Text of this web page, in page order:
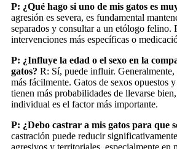
P: ¿Qué hago si uno de mis gatos es
agresión es severa, es fundamental
separados y consultar a un etólogo felino.
intervenciones más específicas o
P: ¿Influye la edad o el sexo en la
gatos? R: Sí, puede influir. Generalmente,
más fácilmente. Gatos de sexos opuestos
tienen más probabilidades de llevarse
individual es el factor más importante.
P: ¿Debo castrar a mis gatos para que
castración puede reducir
agresivos y territoriales, especialmente en